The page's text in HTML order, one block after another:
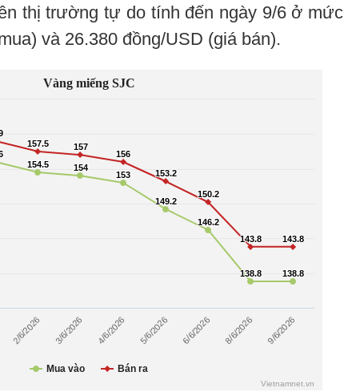
thị trường tự do tính đến ngày 9/6 ở mức
và 26.380 đồng/USD (giá bán).